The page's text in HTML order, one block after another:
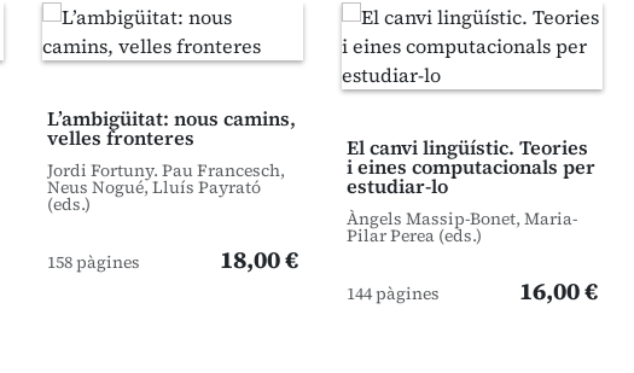
L’ambigüitat: nous camins,
velles fronteres
Jordi Fortuny. Pau Francesch,
Neus Nogué, Lluís Payrató
(eds.)
158 pàgines 18,00 €
El canvi lingüístic. Teories
i eines computacionals per
estudiar-lo
Àngels Massip-Bonet, Maria-
Pilar Perea (eds.)
144 pàgines 16,00 €